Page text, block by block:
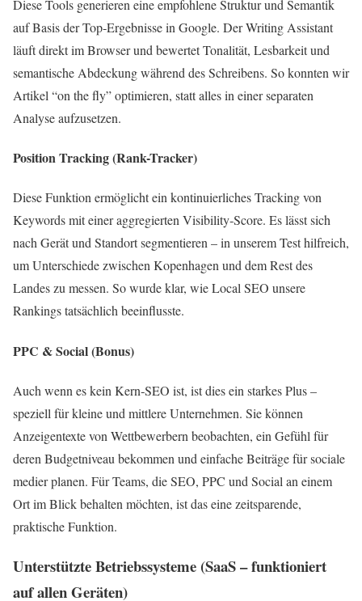
Diese Tools generieren eine empfohlene Struktur und Semantik
auf Basis der Top‑Ergebnisse in Google. Der Writing Assistant
läuft direkt im Browser und bewertet Tonalität, Lesbarkeit und
semantische Abdeckung während des Schreibens. So konnten wir
Artikel “on the fly” optimieren, statt alles in einer separaten
Analyse aufzusetzen.
Position Tracking (Rank-Tracker)
Diese Funktion ermöglicht ein kontinuierliches Tracking von
Keywords mit einer aggregierten Visibility‑Score. Es lässt sich
nach Gerät und Standort segmentieren – in unserem Test hilfreich,
um Unterschiede zwischen Kopenhagen und dem Rest des
Landes zu messen. So wurde klar, wie Local SEO unsere
Rankings tatsächlich beeinflusste.
PPC & Social (Bonus)
Auch wenn es kein Kern‑SEO ist, ist dies ein starkes Plus –
speziell für kleine und mittlere Unternehmen. Sie können
Anzeigentexte von Wettbewerbern beobachten, ein Gefühl für
deren Budgetniveau bekommen und einfache Beiträge für sociale
medier planen. Für Teams, die SEO, PPC und Social an einem
Ort im Blick behalten möchten, ist das eine zeitsparende,
praktische Funktion.
Unterstützte Betriebssysteme (SaaS – funktioniert
auf allen Geräten)